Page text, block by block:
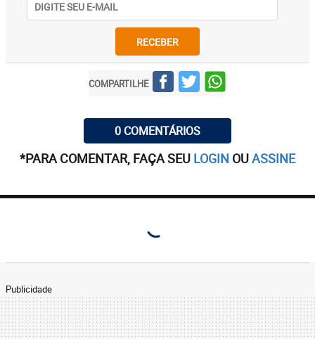
RECEBER
COMPARTILHE
0 COMENTÁRIOS
*PARA COMENTAR, FAÇA SEU LOGIN OUASSINE
Publicidade